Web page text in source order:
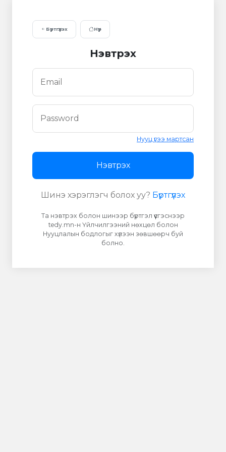
Бүртгүүлэх Нүүр
Нэвтрэх
Нууц үгээ мартсан
Нэвтрэх
Шинэ хэрэглэгч болох уу? Бүртгүүлэх
Та нэвтрэх болон шинээр бүртгэл үүсгэснээр
tedy.mn-н Үйлчилгээний нөхцөл болон
Нууцлалын бодлогыг хүлээн зөвшөөрч буй
болно.